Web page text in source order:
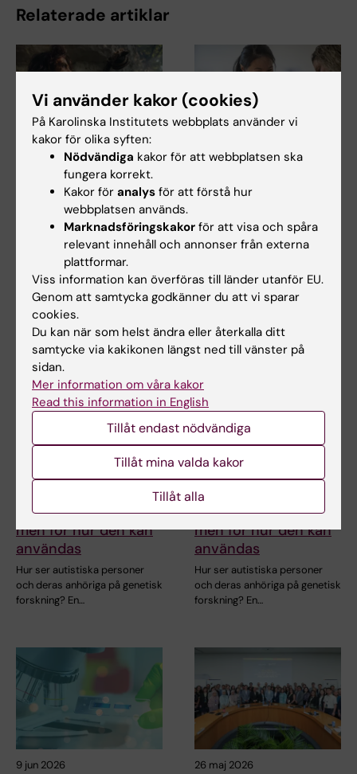
Relaterade artiklar
5 aug 2026
Genvariant från
neandertalare kan
öka muskelmassan än
En genvariant som moderna
människor ärvt från
neandertalare gör att…
5 aug 2026
Hög följsamhet trots
täta kontroller av
barn med ärftlig
cancerrisk
genen TP53 följer i hög grad
rekommenderade…
Autistiska personer
genetisk forskning –
men för hur den kan
användas
Hur ser autistiska personer
och deras anhöriga på genetisk
forskning? En…
26 jun 2026
Autistiska personer
är inte rädda för
genetisk forskning –
men för hur den kan
användas
Hur ser autistiska personer
och deras anhöriga på genetisk
forskning? En…
9 jun 2026 26 maj 2026
Vi använder kakor (cookies)
På Karolinska Institutets webbplats använder vi
kakor för olika syften:
Nödvändiga kakor för att webbplatsen ska
fungera korrekt.
Kakor för analys för att förstå hur
webbplatsen används.
Marknadsföringskakor för att visa och spåra
relevant innehåll och annonser från externa
plattformar.
Viss information kan överföras till länder utanför EU.
Genom att samtycka godkänner du att vi sparar
cookies.
Du kan när som helst ändra eller återkalla ditt
samtycke via kakikonen längst ned till vänster på
sidan.
Mer information om våra kakor
Read this information in English
Tillåt endast nödvändiga
Tillåt mina valda kakor
Tillåt alla